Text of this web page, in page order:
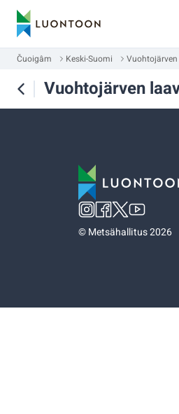
Čuoigâm Keski-Suomi
Vuohtojärven
©Metsähallitus 2026